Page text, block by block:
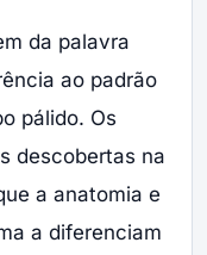
da palavra
ao padrão
pálido. Os
descobertas na
a anatomia e
a diferenciam